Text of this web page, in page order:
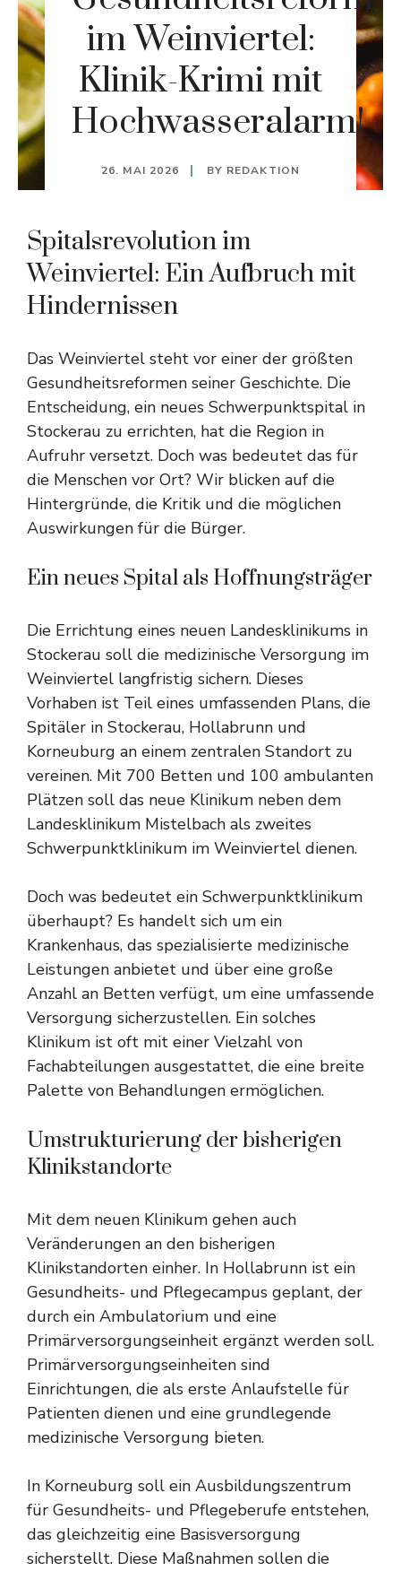
im Weinviertel:
Klinik-Krimi mit
Hochwasseralarm!
26. MAI 2026 BY REDAKTION
Spitalsrevolution im
Weinviertel: Ein Aufbruch mit
Hindernissen
Das Weinviertel steht vor einer der größten
Gesundheitsreformen seiner Geschichte. Die
Entscheidung, ein neues Schwerpunktspital in
Stockerau zu errichten, hat die Region in
Aufruhr versetzt. Doch was bedeutet das für
die Menschen vor Ort? Wir blicken auf die
Hintergründe, die Kritik und die möglichen
Auswirkungen für die Bürger.
Ein neues Spital als Hoffnungsträger
Die Errichtung eines neuen Landesklinikums in
Stockerau soll die medizinische Versorgung im
Weinviertel langfristig sichern. Dieses
Vorhaben ist Teil eines umfassenden Plans, die
Spitäler in Stockerau, Hollabrunn und
Korneuburg an einem zentralen Standort zu
vereinen. Mit 700 Betten und 100 ambulanten
Plätzen soll das neue Klinikum neben dem
Landesklinikum Mistelbach als zweites
Schwerpunktklinikum im Weinviertel dienen.
Doch was bedeutet ein Schwerpunktklinikum
überhaupt? Es handelt sich um ein
Krankenhaus, das spezialisierte medizinische
Leistungen anbietet und über eine große
Anzahl an Betten verfügt, um eine umfassende
Versorgung sicherzustellen. Ein solches
Klinikum ist oft mit einer Vielzahl von
Fachabteilungen ausgestattet, die eine breite
Palette von Behandlungen ermöglichen.
Umstrukturierung der bisherigen
Klinikstandorte
Mit dem neuen Klinikum gehen auch
Veränderungen an den bisherigen
Klinikstandorten einher. In Hollabrunn ist ein
Gesundheits- und Pflegecampus geplant, der
durch ein Ambulatorium und eine
Primärversorgungseinheit ergänzt werden soll.
Primärversorgungseinheiten sind
Einrichtungen, die als erste Anlaufstelle für
Patienten dienen und eine grundlegende
medizinische Versorgung bieten.
In Korneuburg soll ein Ausbildungszentrum
für Gesundheits- und Pflegeberufe entstehen,
das gleichzeitig eine Basisversorgung
sicherstellt. Diese Maßnahmen sollen die